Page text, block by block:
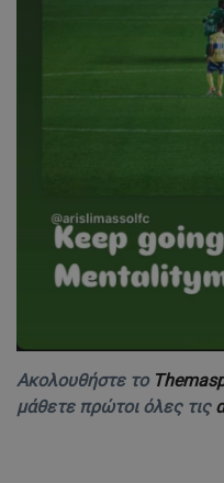
Ακολουθήστε το
μάθετε πρώτοι όλες τις